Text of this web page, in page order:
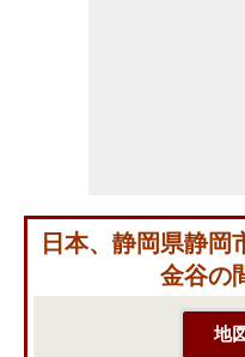
日本、静岡県静岡
金谷の